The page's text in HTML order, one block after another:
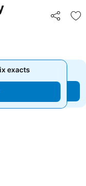
Partager
exacts
exacts